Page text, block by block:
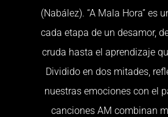
(Nabález). “A Mala Hora” es
cada etapa de un desamor,
cruda hasta el aprendizaje
Dividido en dos mitades,
nuestras emociones con el
canciones AM combinan